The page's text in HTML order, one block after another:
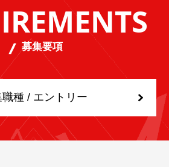
募集要項
種 / エントリー